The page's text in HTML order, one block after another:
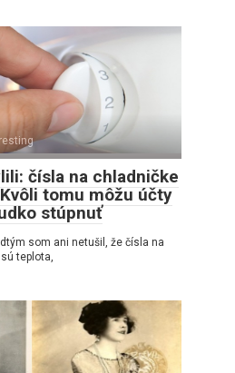
čísla na chladničke
tomu môžu účty
stúpnuť
som ani netušil, že čísla na
teplota,